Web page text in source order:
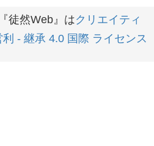
徒然Web』はクリエイティ
- 継承 4.0 国際 ライセンス